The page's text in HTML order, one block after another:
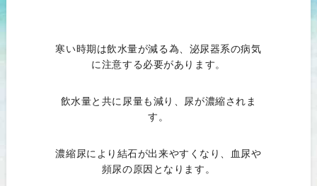
寒い時期は飲水量が減る為、泌尿器系の病気
に注意する必要があります。
飲水量と共に尿量も減り、尿が濃縮されま
す。
濃縮尿により結石が出来やすくなり、血尿や
頻尿の原因となります。